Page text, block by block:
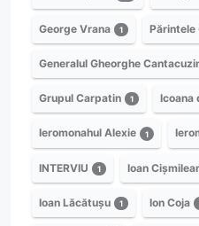
George Vrana 1 Părintele
Generalul Gheorghe
Grupul Carpatin 1 Icoana
Ieromonahul Alexie 1
INTERVIU 1 Ioan
Ioan Lăcătușu 1 Ion Coja